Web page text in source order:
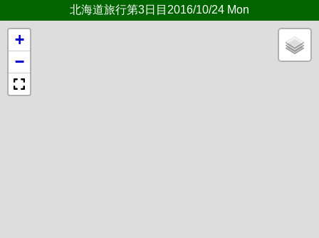
北海道旅行第3日目2016/10/24 Mon
+
−